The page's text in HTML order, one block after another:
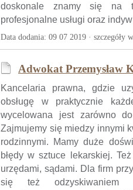
doskonale znamy się na
profesjonalne usługi oraz
Data dodania: 09 07 2019 · szczegóły
Adwokat Przemysław
Kancelaria prawna, gdzie
obsługę w praktycznie
wycelowana jest zarówno
Zajmujemy się miedzy innymi
rodzinnymi. Mamy duże
błędy w sztuce lekarskiej.
urzędami, sądami. Dla firm
się też odzyskiwaniem